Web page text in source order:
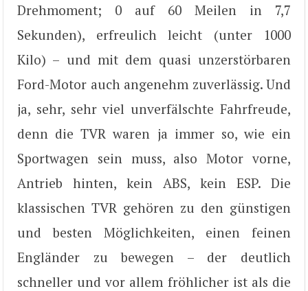
Drehmoment; 0 auf 60 Meilen in 7,7
Sekunden), erfreulich leicht (unter 1000
Kilo) – und mit dem quasi unzerstörbaren
Ford-Motor auch angenehm zuverlässig. Und
ja, sehr, sehr viel unverfälschte Fahrfreude,
denn die TVR waren ja immer so, wie ein
Sportwagen sein muss, also Motor vorne,
Antrieb hinten, kein ABS, kein ESP. Die
klassischen TVR gehören zu den günstigen
und besten Möglichkeiten, einen feinen
Engländer zu bewegen – der deutlich
schneller und vor allem fröhlicher ist als die